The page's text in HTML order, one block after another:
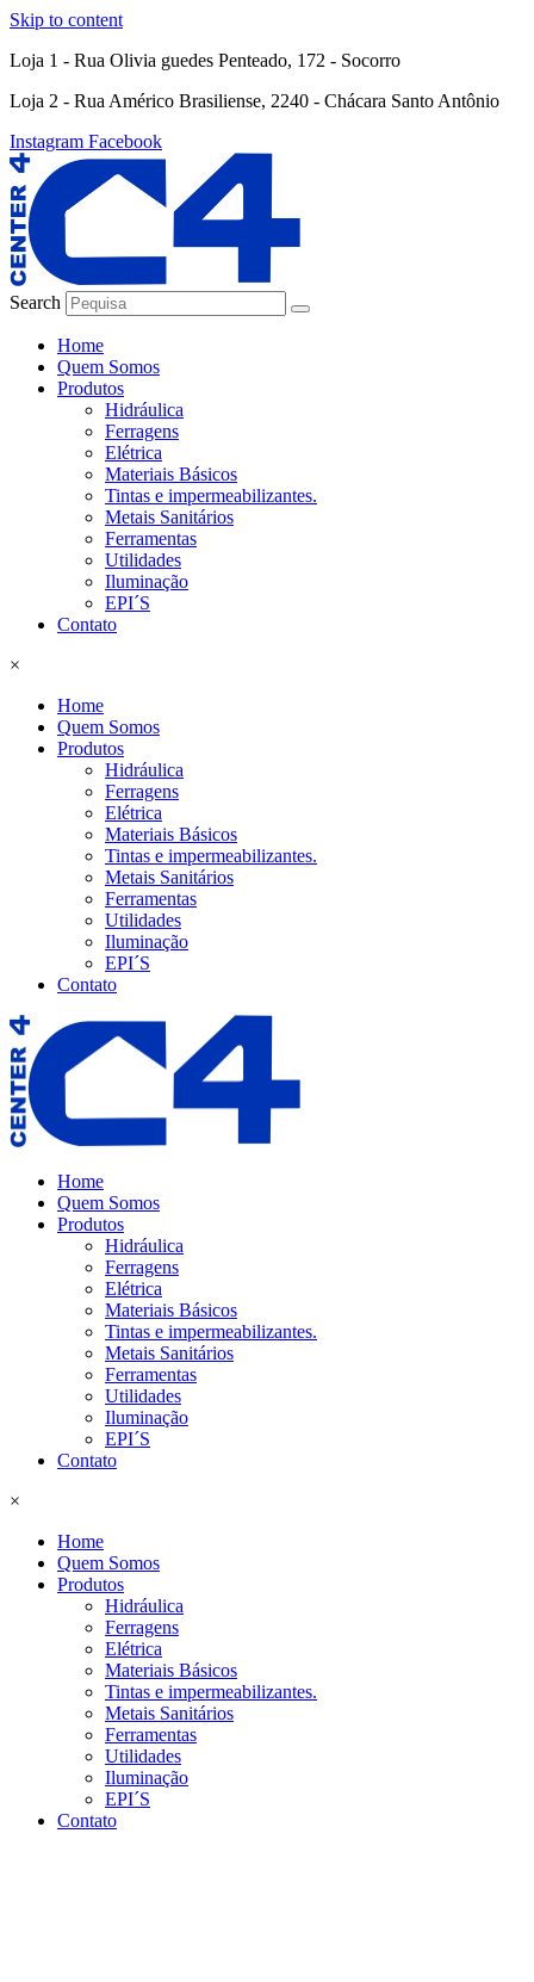
Skip to content
Loja 1 - Rua Olivia guedes Penteado, 172 - Socorro
Loja 2 - Rua Américo Brasiliense, 2240 - Chácara Santo Antônio
Instagram Facebook
Search
Home
Quem Somos
Produtos
Hidráulica
Ferragens
Elétrica
Materiais Básicos
Tintas e impermeabilizantes.
Metais Sanitários
Ferramentas
Utilidades
Iluminação
EPI´S
Contato
×
Home
Quem Somos
Produtos
Hidráulica
Ferragens
Elétrica
Materiais Básicos
Tintas e impermeabilizantes.
Metais Sanitários
Ferramentas
Utilidades
Iluminação
EPI´S
Contato
Home
Quem Somos
Produtos
Hidráulica
Ferragens
Elétrica
Materiais Básicos
Tintas e impermeabilizantes.
Metais Sanitários
Ferramentas
Utilidades
Iluminação
EPI´S
Contato
×
Home
Quem Somos
Produtos
Hidráulica
Ferragens
Elétrica
Materiais Básicos
Tintas e impermeabilizantes.
Metais Sanitários
Ferramentas
Utilidades
Iluminação
EPI´S
Contato